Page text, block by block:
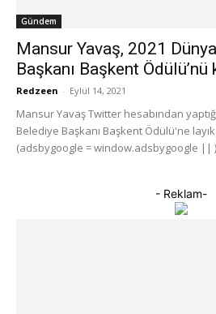
Gündem
Mansur Yavaş, 2021
Başkanı Başkent Ödülü’nü
Redzeen - Eylül 14, 2021
Mansur Yavaş Twitter hesabından
Belediye Başkanı Başkent Ödülü'ne
(adsbygoogle = window.adsbygoogle ||
- Reklam-